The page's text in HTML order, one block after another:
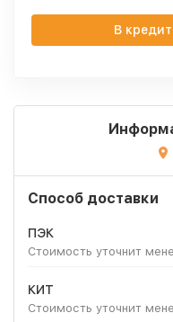
В
Способ доставки
ПЭК
Стоимость уточнит
КИТ
Стоимость уточнит